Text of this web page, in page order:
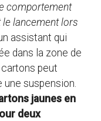
comportement
le lancement lors
assistant qui
dans la zone de
peut
une suspension.
jaunes en
deux